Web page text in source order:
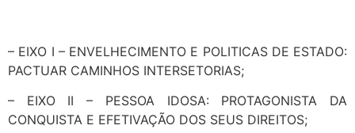
– EIXO I – ENVELHECIMENTO E POLITICAS DE ESTADO:
PACTUAR CAMINHOS INTERSETORIAS;
– EIXO II – PESSOA IDOSA: PROTAGONISTA DA
CONQUISTA E EFETIVAÇÃO DOS SEUS DIREITOS;